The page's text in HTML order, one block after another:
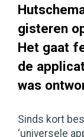
gisteren
Het gaat
de
was
Sinds kort
‘universele